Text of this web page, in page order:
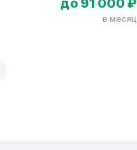
до 91 000 ₽
в месяц